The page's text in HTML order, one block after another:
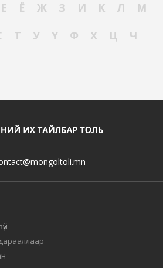
Е Ё Ж З И К Л
М
Т У Ү Ф Х Ц
Ч